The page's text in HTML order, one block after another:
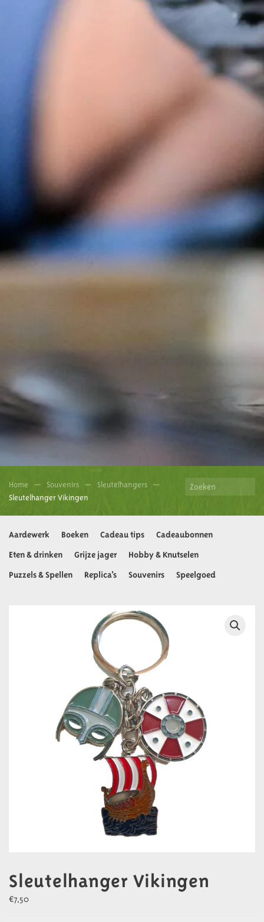
Home Souvenirs
Sleutelhangers
Sleutelhanger Vikingen
Aardewerk Boeken Cadeau tips
Cadeaubonnen
Eten & drinken
Grijze jager
Hobby & Knutselen
Puzzels & Spellen
Replica’s Souvenirs Speelgoed
Sleutelhanger Vikingen
€7,50